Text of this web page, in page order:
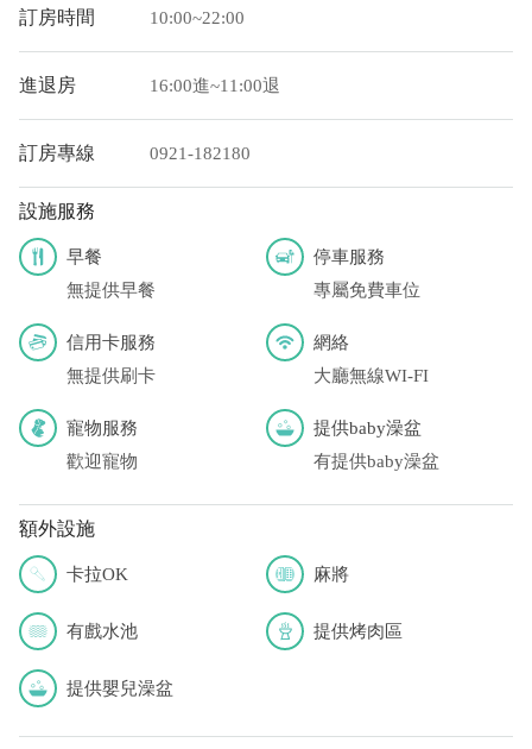
訂房時間 10:00~22:00
進退房 16:00進~11:00退
訂房專線 0921-182180
設施服務
早餐
無提供早餐
停車服務
專屬免費車位
信用卡服務
無提供刷卡
網絡
大廳無線WI-FI
寵物服務
歡迎寵物
提供baby澡盆
有提供baby澡盆
額外設施
卡拉OK 麻將
有戲水池 提供烤肉區
提供嬰兒澡盆